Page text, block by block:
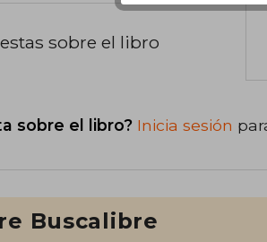
sobre el libro
sobre el libro? Inicia sesión
Buscalibre